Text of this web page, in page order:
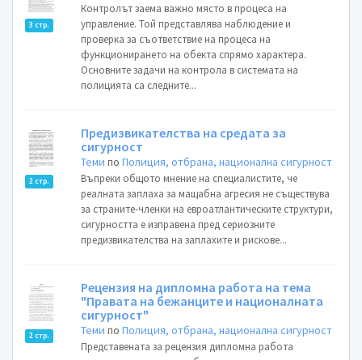
3 стр.
Контролът заема важно място в процеса на
управление. Той представлява наблюдение и
проверка за съответствие на процеса на
функционирането на обекта спрямо характера.
Основните задачи на контрола в системата на
полицията са следните...
2 стр.
Предизвикателства на средата за
сигурност
Теми поПолиция, отбрана, национална сигурност
Въпреки общото мнение на специалистите, че
реалната заплаха за мащабна агресия не съществува
за страните-членки на евроатлантическите структури,
сигурността е изправена пред сериозните
предизвикателства на заплахите и рискове...
2 стр.
Рецензия на дипломна работа на тема
"Правата на бежанците и националната
сигурност"
Теми поПолиция, отбрана, национална сигурност
Представената за рецензия дипломна работа